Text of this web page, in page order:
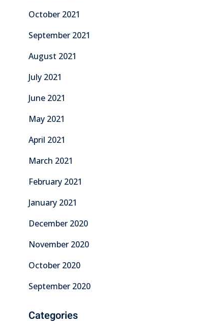
October 2021
September 2021
August 2021
July 2021
June 2021
May 2021
April 2021
March 2021
February 2021
January 2021
December 2020
November 2020
October 2020
September 2020
Categories